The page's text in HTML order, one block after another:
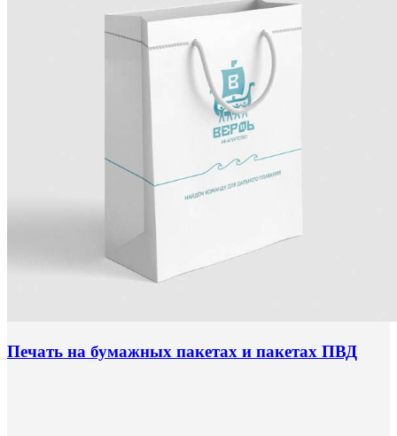
Печать на бумажных пакетах и пакетах ПВД